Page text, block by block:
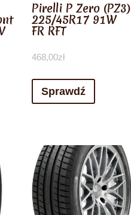
Pirelli P Zero (PZ3)
225/45R17 91W
FR RFT
468,00zł
Sprawdź